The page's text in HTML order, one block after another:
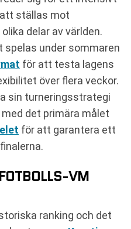
ställas mot
delar av världen.
under sommaren
för att testa lagens
över flera veckor.
sin turneringsstrategi
det primära målet
för att garantera ett
VM
ranking och det